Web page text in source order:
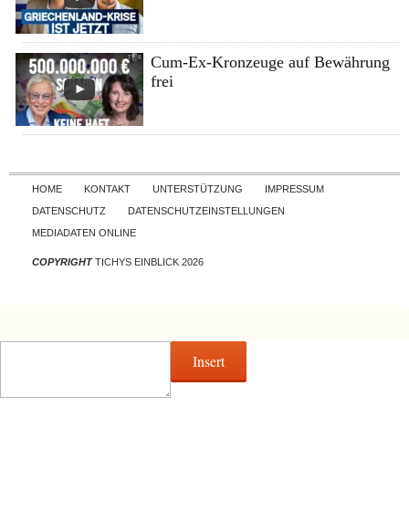
Cum-Ex-Kronzeuge auf Bewährung
frei
Skip to content
HOME KONTAKT UNTERSTÜTZUNG
IMPRESSUM
DATENSCHUTZ
DATENSCHUTZEINSTELLUNGEN
MEDIADATEN ONLINE
COPYRIGHTTICHYS EINBLICK 2026
Insert